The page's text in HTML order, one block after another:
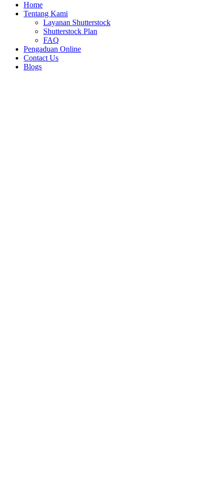
Home
Tentang Kami
Layanan Shutterstock
Shutterstock Plan
FAQ
Pengaduan Online
Contact Us
Blogs